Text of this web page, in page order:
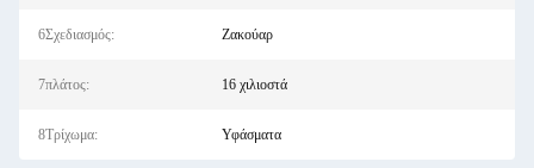
6Σχεδιασμός: Ζακούαρ
7πλάτος: 16 χιλιοστά
8Τρίχωμα: Υφάσματα